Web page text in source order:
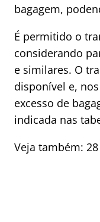
bagagem,
É permitido o
considerando
e similares. O
disponível e,
excesso de
indicada nas
Veja também: